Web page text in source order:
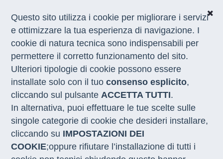
CHI SIAMO
COSA FACCIAMO
I NOSTRI SERVIZI
MEDIA
CON LE REGIONI
Home / Attività / Nuove Competenze per le Transizioni
Questo sito utilizza i cookie per migliorare i servizi
e ottimizzare la tua esperienza di navigazione. I
cookie di natura tecnica sono indispensabili per
permettere il corretto funzionamento del sito.
Ulteriori tipologie di cookie possono essere
installate solo con il tuoconsenso esplicito,
cliccando sul pulsanteACCETTA TUTTI.
In alternativa, puoi effettuare le tue scelte sulle
singole categorie di cookie che desideri installare,
cliccando su IMPOSTAZIONI DEI
COOKIE;oppure rifiutare l’installazione di tutti i